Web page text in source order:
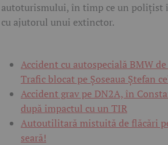
autoturismului, în timp ce un polițist
cu ajutorul unui extinctor.
Accident cu autospecială BMW
Trafic blocat pe Șoseaua Ștefan
Accident grav pe DN2A, în
după impactul cu un TIR
Autoutilitară mistuită de flăcări
seară!